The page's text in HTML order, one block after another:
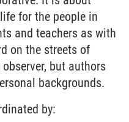
for the people in
and teachers as with
on the streets of
but authors
backgrounds.
by: